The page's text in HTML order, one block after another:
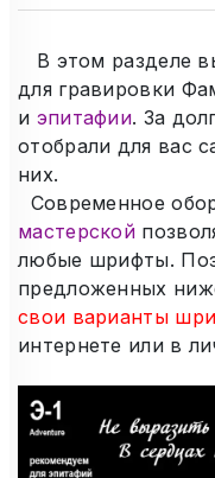
В этом разделе
для гравировки
и эпитафии. За
отобрали для вас
них.
Современное
мастерской
любые шрифты.
предложенных
свои варианты
интернете или в